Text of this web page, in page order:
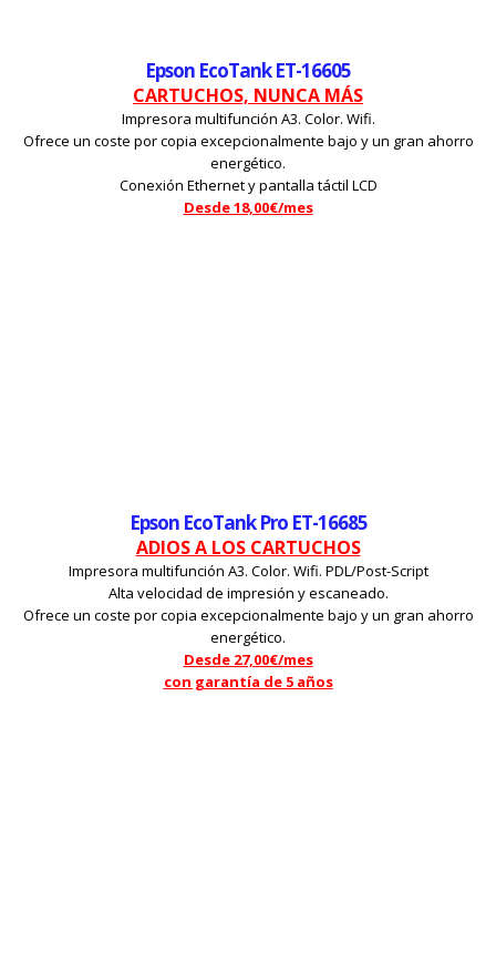
Epson EcoTank ET-16605
CARTUCHOS, NUNCA MÁS
Impresora multifunción A3. Color. Wifi.
Ofrece un coste por copia excepcionalmente bajo y un gran ahorro
energético.
Conexión Ethernet y pantalla táctil LCD
Desde 18,00€/mes
Epson EcoTank Pro ET-16685
ADIOS A LOS CARTUCHOS
Impresora multifunción A3. Color. Wifi. PDL/Post-Script
Alta velocidad de impresión y escaneado.
Ofrece un coste por copia excepcionalmente bajo y un gran ahorro
energético.
Desde 27,00€/mes
con garantía de 5 años